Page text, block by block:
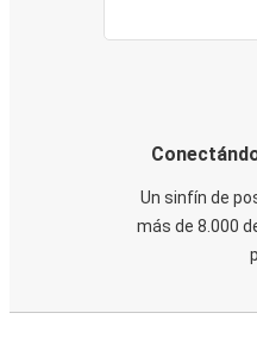
Un sinfín de
más de 8.000